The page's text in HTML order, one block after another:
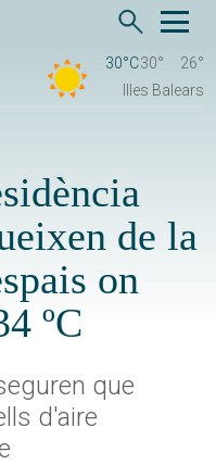
30°C30°
26°
Illes Balears
de la
on
ºC
que
d'aire